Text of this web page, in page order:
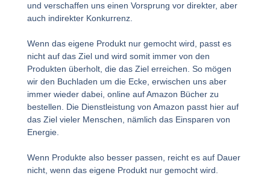
und verschaffen uns einen Vorsprung vor direkter, aber
auch indirekter Konkurrenz.
Wenn das eigene Produkt nur gemocht wird, passt es
nicht auf das Ziel und wird somit immer von den
Produkten überholt, die das Ziel erreichen. So mögen
wir den Buchladen um die Ecke, erwischen uns aber
immer wieder dabei, online auf Amazon Bücher zu
bestellen. Die Dienstleistung von Amazon passt hier auf
das Ziel vieler Menschen, nämlich das Einsparen von
Energie.
Wenn Produkte also besser passen, reicht es auf Dauer
nicht, wenn das eigene Produkt nur gemocht wird.